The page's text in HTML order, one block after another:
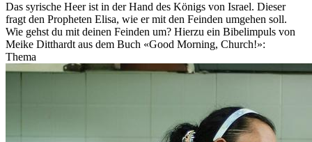
Das syrische Heer ist in der Hand des Königs von Israel. Dieser
fragt den Propheten Elisa, wie er mit den Feinden umgehen soll.
Wie gehst du mit deinen Feinden um? Hierzu ein Bibelimpuls von
Meike Ditthardt aus dem Buch «Good Morning, Church!»:
Thema